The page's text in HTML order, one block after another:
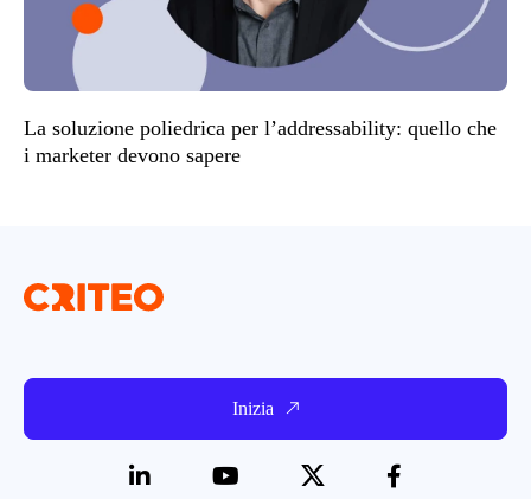
La soluzione poliedrica per l’addressability: quello che
i marketer devono sapere
Inizia